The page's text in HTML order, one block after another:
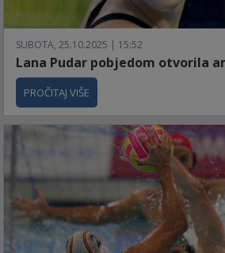
SUBOTA, 25.10.2025 | 15:52
Lana Pudar pobjedom otvorila
PROČITAJ VIŠE